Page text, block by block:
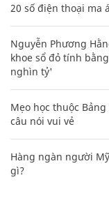
20 số điện thoại ma
Nguyễn Phương
khoe sổ đỏ tính
nghìn tỷ'
Mẹo học thuộc
câu nói vui vẻ
Hàng ngàn người
gì?